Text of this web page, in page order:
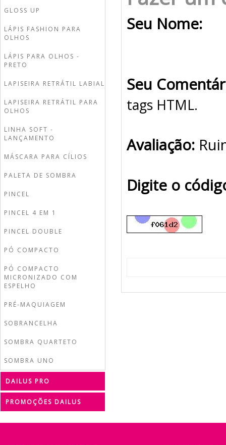
GLOSS UP
LÁPIS FASHION PARA
OLHOS
LÁPIS PARA OLHOS -
PRETO
LAPISEIRA RETRÁTIL LABIAL
LAPISEIRA RETRÁTIL PARA
OLHOS
LINHA SOFT -
LANÇAMENTO
MÁSCARA PARA CÍLIOS
PALETA DE SOMBRA
PINCEL
PINCEL 4 EM 1
PINCEL DOUBLE
PÓ COMPACTO
PÓ COMPACTO
MICRONIZADO COM
ESPELHO
PRÉ-MAQUIAGEM
SOBRANCELHA
SOMBRA QUARTETO
SOMBRA UNO
DAILUS PRO
PROMOÇÕES DAILUS
Seu Nome:
Seu
tags HTML.
Avaliação:
Digite o